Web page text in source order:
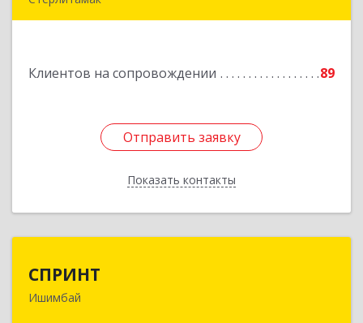
Клиентов на сопровождении 89
Отправить заявку
Показать контакты
Отправить заявку
Назад
СПРИНТ
Ишимбай
453201, Башкортостан Респ, Ишимбайский р-н,